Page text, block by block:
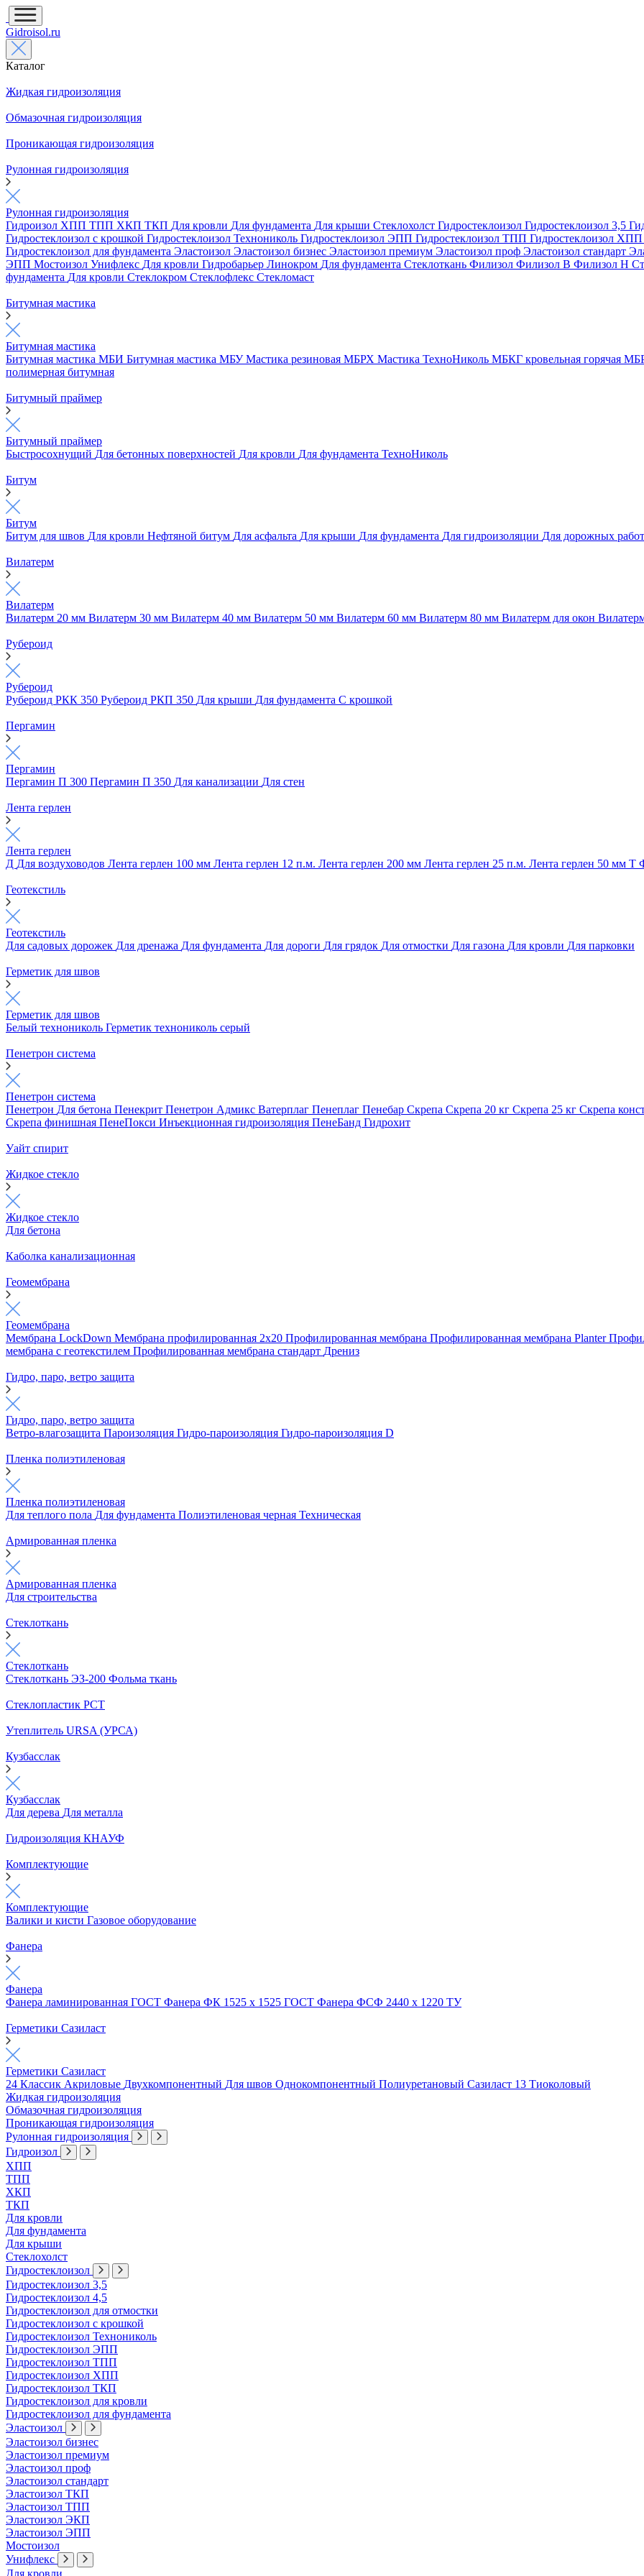
Gidroisol.ru
Каталог
Жидкая гидроизоляция
Обмазочная гидроизоляция
Проникающая гидроизоляция
Рулонная гидроизоляция
Рулонная гидроизоляция
Гидроизол ХПП ТПП ХКП ТКП Для кровли Для фундамента Для крыши Стеклохолст Гидростеклоизол Гидростеклоизол 3,5
Гидростеклоизол с крошкой Гидростеклоизол Технониколь Гидростеклоизол ЭПП Гидростеклоизол ТПП Гидростеклоизол ХПП
Гидростеклоизол для фундамента Эластоизол Эластоизол бизнес Эластоизол премиум Эластоизол проф Эластоизол стандарт
ЭПП Мостоизол Унифлекс Для кровли Гидробарьер Линокром Для фундамента Стеклоткань Филизол Филизол В Филизол Н
фундамента Для кровли Стеклокром Стеклофлекс Стекломаст
Битумная мастика
Битумная мастика
Битумная мастика МБИ Битумная мастика МБУМастика резиновая МБРХ Мастика ТехноНиколь МБКГ кровельная горячая МБР
полимерная битумная
Битумный праймер
Битумный праймер
Быстросохнущий Для бетонных поверхностей Для кровли Для фундамента ТехноНиколь
Битум
Битум
Битум для швов Для кровли Нефтяной битум Для асфальта Для крыши Для фундамента Для гидроизоляции Для дорожных работ
Вилатерм
Вилатерм
Вилатерм 20 мм Вилатерм 30 мм Вилатерм 40 мм Вилатерм 50 мм Вилатерм 60 мм Вилатерм 80 мм Вилатерм для окон
Рубероид
Рубероид
Рубероид РКК 350 Рубероид РКП 350 Для крыши Для фундамента С крошкой
Пергамин
Пергамин
Пергамин П 300 Пергамин П 350 Для канализации Для стен
Лента герлен
Лента герлен
Д Для воздуховодов Лента герлен 100 мм Лента герлен 12 п.м. Лента герлен 200 мм Лента герлен 25 п.м. Лента герлен 50 мм Т
Геотекстиль
Геотекстиль
Для садовых дорожек Для дренажа Для фундамента Для дороги Для грядок Для отмостки Для газона Для кровли Для парковки
Герметик для швов
Герметик для швов
Белый технониколь Герметик технониколь серый
Пенетрон система
Пенетрон система
Пенетрон Для бетона Пенекрит Пенетрон Адмикс Ватерплаг Пенеплаг Пенебар Скрепа Скрепа 20 кг Скрепа 25 кг Скрепа
Скрепа финишная ПенеПокси Инъекционная гидроизоляция ПенеБанд Гидрохит
Уайт спирит
Жидкое стекло
Жидкое стекло
Для бетона
Каболка канализационная
Геомембрана
Геомембрана
Мембрана LockDown Мембрана профилированная 2х20 Профилированная мембрана Профилированная мембрана Planter
мембрана с геотекстилем Профилированная мембрана стандарт Дрениз
Гидро, паро, ветро защита
Гидро, паро, ветро защита
Ветро-влагозащита Пароизоляция Гидро-пароизоляция Гидро-пароизоляция D
Пленка полиэтиленовая
Пленка полиэтиленовая
Для теплого пола Для фундамента Полиэтиленовая черная Техническая
Армированная пленка
Армированная пленка
Для строительства
Стеклоткань
Стеклоткань
Стеклоткань ЭЗ-200 Фольма ткань
Стеклопластик РСТ
Утеплитель URSA (УРСА)
Кузбасслак
Кузбасслак
Для дерева Для металла
Гидроизоляция КНАУФ
Комплектующие
Комплектующие
Валики и кисти Газовое оборудование
Фанера
Фанера
Фанера ламинированная ГОСТ Фанера ФК 1525 х 1525 ГОСТ Фанера ФСФ 2440 х 1220 ТУ
Герметики Сазиласт
Герметики Сазиласт
24 Классик Акриловые Двухкомпонентный Для швов Однокомпонентный Полиуретановый Сазиласт 13 Тиоколовый
Жидкая гидроизоляция
Обмазочная гидроизоляция
Проникающая гидроизоляция
Рулонная гидроизоляция
Гидроизол
ХПП
ТПП
ХКП
ТКП
Для кровли
Для фундамента
Для крыши
Стеклохолст
Гидростеклоизол
Гидростеклоизол 3,5
Гидростеклоизол 4,5
Гидростеклоизол для отмостки
Гидростеклоизол с крошкой
Гидростеклоизол Технониколь
Гидростеклоизол ЭПП
Гидростеклоизол ТПП
Гидростеклоизол ХПП
Гидростеклоизол ТКП
Гидростеклоизол для кровли
Гидростеклоизол для фундамента
Эластоизол
Эластоизол бизнес
Эластоизол премиум
Эластоизол проф
Эластоизол стандарт
Эластоизол ТКП
Эластоизол ТПП
Эластоизол ЭКП
Эластоизол ЭПП
Мостоизол
Унифлекс
Для кровли